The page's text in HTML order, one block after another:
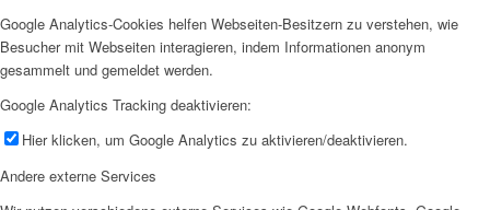
Google Analytics-Cookies helfen Webseiten-Besitzern zu verstehen, wie
Besucher mit Webseiten interagieren, indem Informationen anonym
gesammelt und gemeldet werden.
Google Analytics Tracking deaktivieren:
Hier klicken, um Google Analytics zu aktivieren/deaktivieren.
Andere externe Services